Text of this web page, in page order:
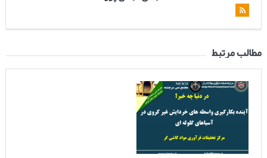
مطالب مرتبط